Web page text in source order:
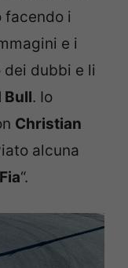
facendo i
e i
dubbi e li
Bull. Io
Christian
alcuna
Fia“.